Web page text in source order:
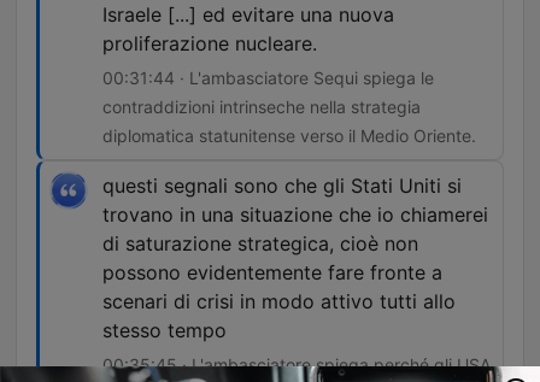
Israele [...] ed evitare una nuova
proliferazione nucleare.
00:31:44 · L'ambasciatore Sequi spiega le
contraddizioni intrinseche nella strategia
diplomatica statunitense verso il Medio Oriente.
questi segnali sono che gli Stati Uniti si
trovano in una situazione che io chiamerei
di saturazione strategica, cioè non
possono evidentemente fare fronte a
scenari di crisi in modo attivo tutti allo
stesso tempo
00:35:45 · L'ambasciatore spiega perché gli USA